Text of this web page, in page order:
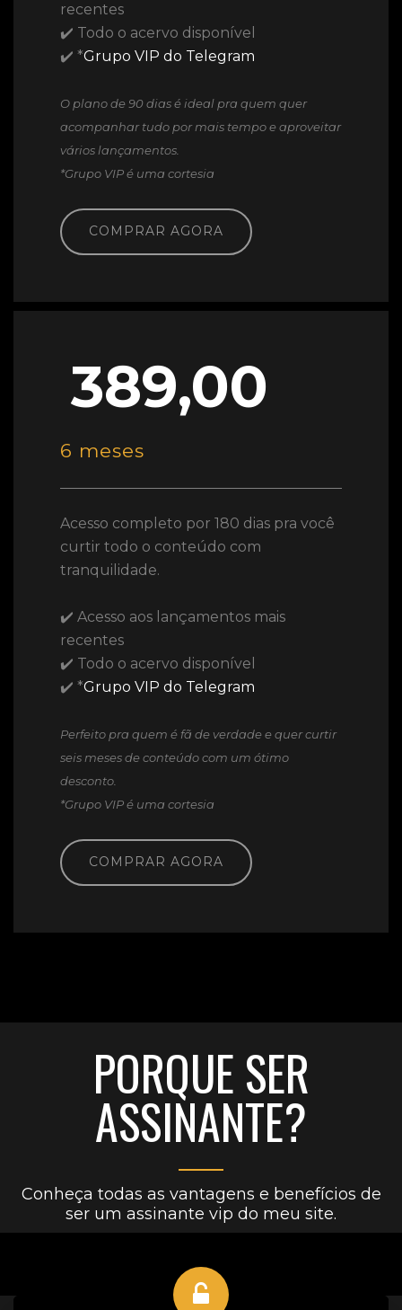
recentes
✔️ Todo o acervo disponível
✔️ *Grupo VIP do Telegram
O plano de 90 dias é ideal pra quem quer
acompanhar tudo por mais tempo e aproveitar
vários lançamentos.
*Grupo VIP é uma cortesia
COMPRAR AGORA
389,00
6 meses
Acesso completo por 180 dias pra você
curtir todo o conteúdo com
tranquilidade.
✔️ Acesso aos lançamentos mais
recentes
✔️ Todo o acervo disponível
✔️ *Grupo VIP do Telegram
Perfeito pra quem é fã de verdade e quer curtir
seis meses de conteúdo com um ótimo
desconto.
*Grupo VIP é uma cortesia
COMPRAR AGORA
PORQUE SER
ASSINANTE?
Conheça todas as vantagens e benefícios de
ser um assinante vip do meu site.